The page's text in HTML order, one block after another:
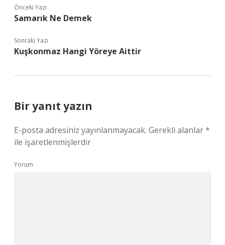
Önceki Yazı
Samarık Ne Demek
Sonraki Yazı
Kuşkonmaz Hangi Yöreye Aittir
Bir yanıt yazın
E-posta adresiniz yayınlanmayacak. Gerekli alanlar*
ile işaretlenmişlerdir
Yorum